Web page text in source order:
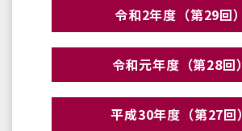
令和2年度（第29回）
令和元年度（第28回）
平成30年度（第27回）